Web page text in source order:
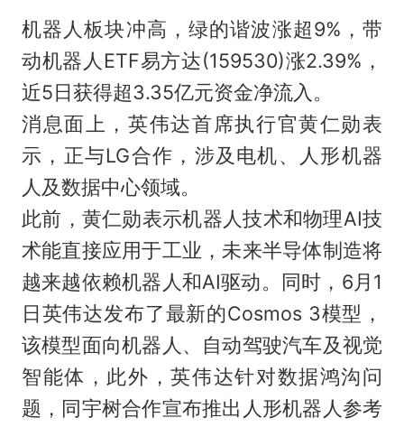
机器人板块冲高，绿的谐波涨超9%，带
动机器人ETF易方达(159530)涨2.39%，
近5日获得超3.35亿元资金净流入。
消息面上，英伟达首席执行官黄仁勋表
示，正与LG合作，涉及电机、人形机器
人及数据中心领域。
此前，黄仁勋表示机器人技术和物理AI技
术能直接应用于工业，未来半导体制造将
越来越依赖机器人和AI驱动。同时，6月1
日英伟达发布了最新的Cosmos 3模型，
该模型面向机器人、自动驾驶汽车及视觉
智能体，此外，英伟达针对数据鸿沟问
题，同宇树合作宣布推出人形机器人参考